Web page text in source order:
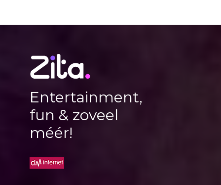
Entertainment,
fun & zoveel
méér!